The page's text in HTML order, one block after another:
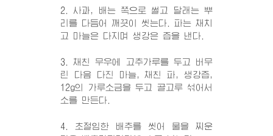
2. 사과, 배는 쪽으로 썰고 달래는 뿌
리를 다듬어 깨끗이 씻는다. 파는 채치
고 마늘은 다지며 생강은 즙을 낸다.
3. 채친 무우에 고추가루를 두고 버무
린 다음 다진 마늘, 채친 파, 생강즙,
12g의 가루소금을 두고 골고루 섞어서
소를 만든다.
4. 초절임한 배추를 씻어 물을 찌운